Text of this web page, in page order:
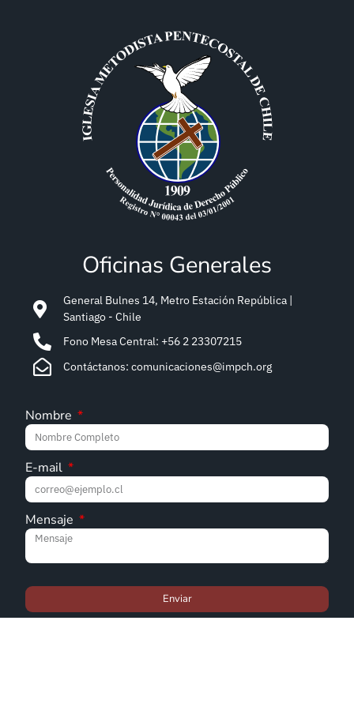
Oficinas Generales
General Bulnes 14, Metro Estación República |
Santiago - Chile
Fono Mesa Central: +56 2 23307215
Contáctanos: comunicaciones@impch.org
Nombre
E-mail
Mensaje
Enviar